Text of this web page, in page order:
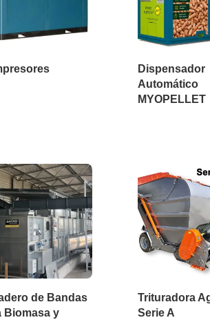
Dispensador
Automático
MYOPELLET
de Bandas
Biomasa y
Trituradora
Serie A